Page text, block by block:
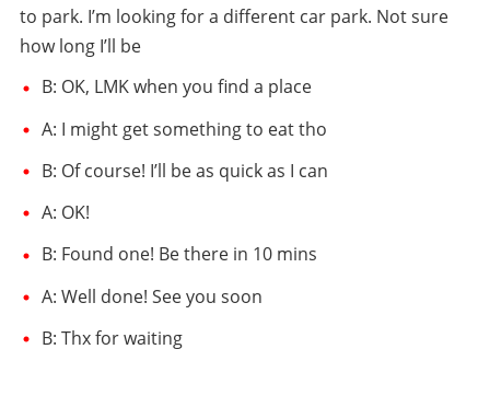
to park. I’m looking for a different car park. Not sure
how long I’ll be
B: OK, LMK when you find a place
A: I might get something to eat tho
B: Of course! I’ll be as quick as I can
A: OK!
B: Found one! Be there in 10 mins
A: Well done! See you soon
B: Thx for waiting